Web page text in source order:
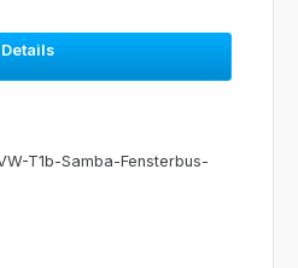
Details